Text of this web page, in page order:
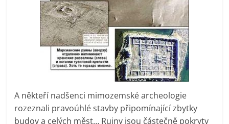
A někteří nadšenci mimozemské archeologie
rozeznali pravoúhlé stavby připomínající zbytky
budov a celých měst… Ruiny jsou částečně pokryty